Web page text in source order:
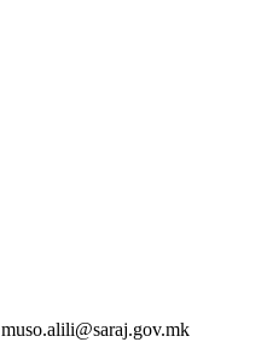
muso.alili@saraj.gov.mk